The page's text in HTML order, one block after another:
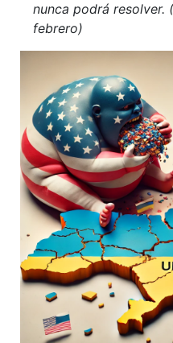
nunca podrá resolver.
febrero)